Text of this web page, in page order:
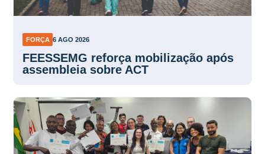
FORÇA 6 AGO 2026
FEESSEMG reforça mobilização após
assembleia sobre ACT